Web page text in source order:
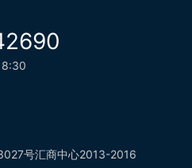
号汇商中心2013-2016